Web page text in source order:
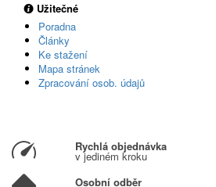
Užitečné
Poradna
Články
Ke stažení
Mapa stránek
Zpracování osob. údajů
Rychlá objednávka
v jediném kroku
Osobní odběr